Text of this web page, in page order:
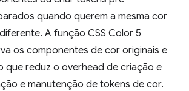
quando querem a mesma cor
A função CSS Color 5
os componentes de cor originais e
que reduz o overhead de criação e
e manutenção de tokens de cor.